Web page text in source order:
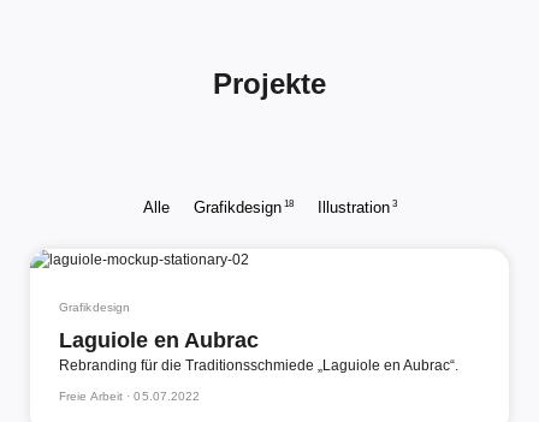
Projekte
Alle Grafikdesign 18 Illustration 3
Grafikdesign
Laguiole en Aubrac
Rebranding für die Traditionsschmiede „Laguiole en Aubrac“.
Freie Arbeit ·05.07.2022